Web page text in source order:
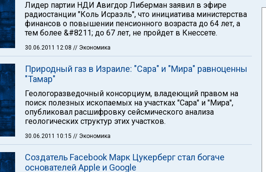
Лидер партии НДИ Авигдор Либерман заявил в эфире
радиостанции "Коль Исраэль", что инициатива министерства
финансов о повышении пенсионного возраста до 64 лет, а
тем более &#8211; до 67 лет, не пройдет в Кнессете.
30.06.2011 12:08 // Экономика
Природный газ в Израиле: "Сара" и "Мира" равноценны
"Тамар"
Геологоразведочный консорциум, владеющий правом на
поиск полезных ископаемых на участках "Сара" и "Мира",
опубликовал расшифровку сейсмического анализа
геологических структур этих участков.
30.06.2011 10:15 // Экономика
Создатель Facebook Марк Цукерберг стал богаче
основателей Apple и Google